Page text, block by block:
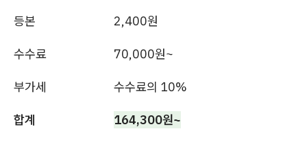
등본 2,400원
수수료 70,000원~
부가세 수수료의 10%
합계 164,300원~